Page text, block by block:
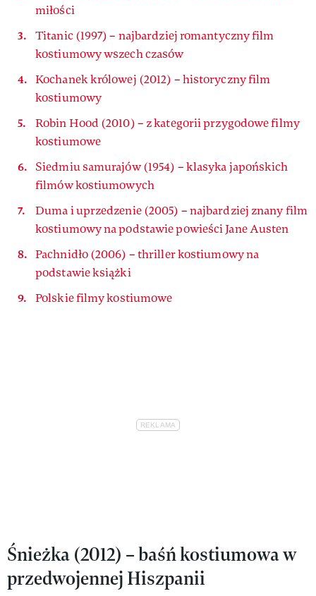
miłości
Titanic (1997) – najbardziej romantyczny film
kostiumowy wszech czasów
Kochanek królowej (2012) – historyczny film
kostiumowy
Robin Hood (2010) – z kategorii przygodowe filmy
kostiumowe
Siedmiu samurajów (1954) – klasyka japońskich
filmów kostiumowych
Duma i uprzedzenie (2005) – najbardziej znany film
kostiumowy na podstawie powieści Jane Austen
Pachnidło (2006) – thriller kostiumowy na
podstawie książki
Polskie filmy kostiumowe
Śnieżka (2012) – baśń kostiumowa w
przedwojennej Hiszpanii